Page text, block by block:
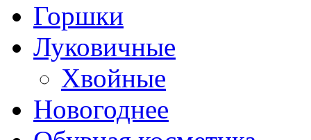
Горшки
Луковичные
Хвойные
Новогоднее